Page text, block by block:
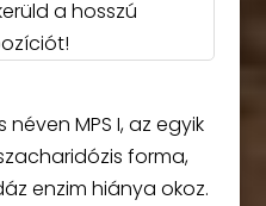
a hosszú
MPS I, az egyik
forma,
enzim hiánya okoz.